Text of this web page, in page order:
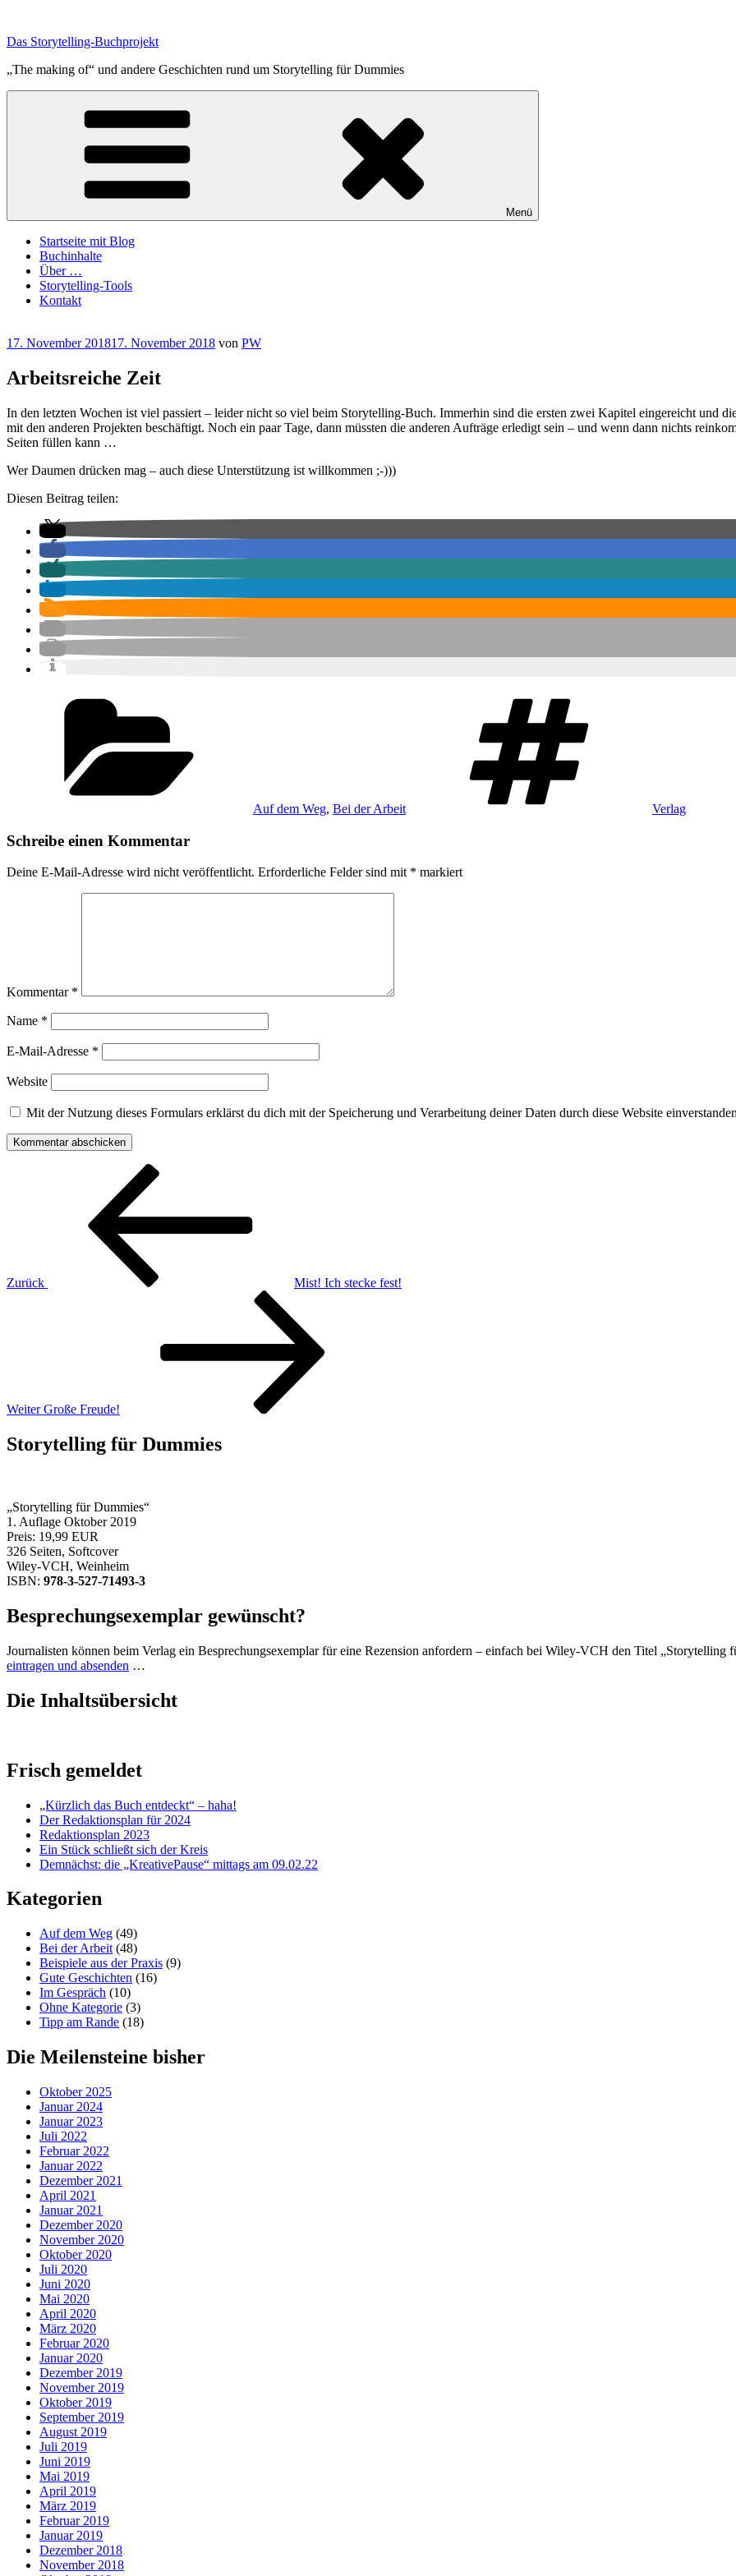
springen
Das Storytelling-Buchprojekt
„The making of“ und andere Geschichten rund um Storytelling für Dummies
Menü
Startseite mit Blog
Buchinhalte
Über …
Storytelling-Tools
Kontakt
Veröffentlicht
17. November 201817. November 2018 von PW
Arbeitsreiche Zeit
In den letzten Wochen ist viel passiert – leider nicht so viel beim Storytelling-Buch. Immerhin sind die ersten zwei Kapitel eingereicht und
mit den anderen Projekten beschäftigt. Noch ein paar Tage, dann müssten die anderen Aufträge erledigt sein – und wenn dann nichts
Seiten füllen kann …
Wer Daumen drücken mag – auch diese Unterstützung ist willkommen ;-)))
Diesen Beitrag teilen:
Auf dem Weg, Bei der Arbeit Verlag
Schreibe einen Kommentar
Deine E-Mail-Adresse wird nicht veröffentlicht. Erforderliche Felder sind mit * markiert
Kommentar *
Name *
E-Mail-Adresse *
Website
Mit der Nutzung dieses Formulars erklärst du dich mit der Speicherung und Verarbeitung deiner Daten durch diese Website
Beitragsnavigation
Zurück
Mist! Ich stecke fest!
Weiter Große Freude!
Storytelling für Dummies
„Storytelling für Dummies“
1. Auflage Oktober 2019
Preis: 19,99 EUR
326 Seiten, Softcover
Wiley-VCH, Weinheim
ISBN: 978-3-527-71493-3
Besprechungsexemplar gewünscht?
Journalisten können beim Verlag ein Besprechungsexemplar für eine Rezension anfordern – einfach bei Wiley-VCH den Titel
eintragen und absenden …
Die Inhaltsübersicht
Frisch gemeldet
„Kürzlich das Buch entdeckt“ – haha!
Der Redaktionsplan für 2024
Redaktionsplan 2023
Ein Stück schließt sich der Kreis
Demnächst: die „KreativePause“ mittags am 09.02.22
Kategorien
Auf dem Weg (49)
Bei der Arbeit (48)
Beispiele aus der Praxis (9)
Gute Geschichten (16)
Im Gespräch (10)
Ohne Kategorie (3)
Tipp am Rande (18)
Die Meilensteine bisher
Oktober 2025
Januar 2024
Januar 2023
Juli 2022
Februar 2022
Januar 2022
Dezember 2021
April 2021
Januar 2021
Dezember 2020
November 2020
Oktober 2020
Juli 2020
Juni 2020
Mai 2020
April 2020
März 2020
Februar 2020
Januar 2020
Dezember 2019
November 2019
Oktober 2019
September 2019
August 2019
Juli 2019
Juni 2019
Mai 2019
April 2019
März 2019
Februar 2019
Januar 2019
Dezember 2018
November 2018